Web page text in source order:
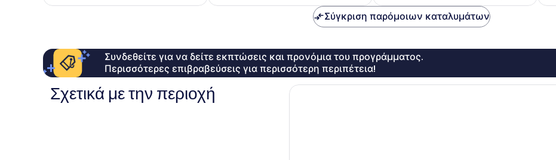
Σύγκριση παρόμοιων καταλυμάτων
Συνδεθείτε για να δείτε εκπτώσεις και προνόμια του προγράμματος.
Περισσότερες επιβραβεύσεις για περισσότερη περιπέτεια!
Σχετικά με την περιοχή